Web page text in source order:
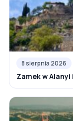
8 sierpnia 2026
Zamek w